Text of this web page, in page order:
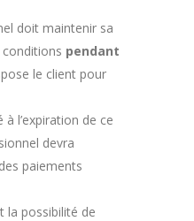
doit maintenir sa
pendant
le client pour
l’expiration de ce
devra
paiements
la possibilité de